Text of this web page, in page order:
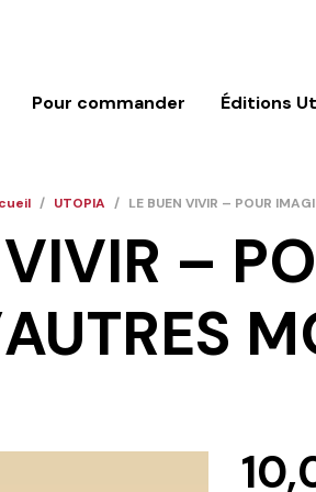
Pour commander Éditions
/ UTOPIA / LE BUEN VIVIR – POUR
–